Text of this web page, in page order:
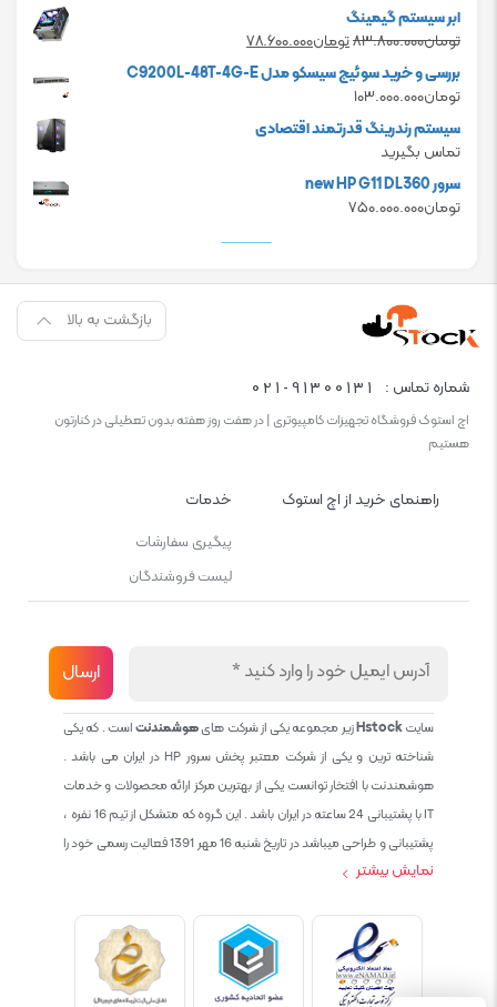
price
was:
تومان۲۴.۰۰۰.۰۰۰.
تومان۲۰.۰۰۰.۰۰۰.
ابر سیستم گیمینگ
تومان۸۳.۸۰۰.۰۰۰Original
was:
تومان۷۸.۶۰۰.۰۰۰Current
price
بررسی و خرید سوئیچ سیسکو مدل C9200L-48T-4G-E
تومان۱۰۳.۰۰۰.۰۰۰
سیستم رندرینگ قدرتمند اقتصادی
تماس بگیرید
سرور new HP G11 DL360
تومان۷۵۰.۰۰۰.۰۰۰
بازگشت به بالا
شماره تماس : 021-91300131
اچ استوک فروشگاه تجهیزات کامپیوتری | در هفت روز هفته بدون تعطیلی در کنارتون
هستیم
راهنمای خرید از اچ استوک خدمات
پیگیری سفارشات
لیست فروشندگان
سایتHstockزیر مجموعه یکی از شرکت هایهوشمندنتاست . که یکی
شناخته ترین و یکی از شرکت معتبر پخش سرور HP در ایران می باشد .
هوشمندنت با افتخار توانست یکی از بهترین مرکز ارائه محصولات و خدمات
IT با پشتیبانی 24 ساعته در ایران باشد . این گروه که متشکل از تیم 16 نفره ،
پشتیبانی و طراحی میباشد در تاریخ شنبه 16 مهر 1391 فعالیت رسمی خود را
بوده و هست و تمام تلاش ما خدماتی کامل و بدون عیب به تمام مشتریان
عزیز میباشد حال با توجه به در خواست مشتریان و همکاران سعی کردیم
سایتی اماده کنیم که تمام مشتریان عزیزمان با خیال راحت تمام محصولات
نمایش بیشتر